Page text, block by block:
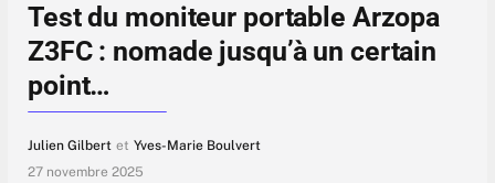
Test du moniteur portable Arzopa
Z3FC : nomade jusqu’à un certain
point…
Julien Gilbert et Yves-Marie Boulvert
27 novembre 2025